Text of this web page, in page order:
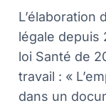
L’élaboration
légale depuis
loi Santé de
travail : «
dans un